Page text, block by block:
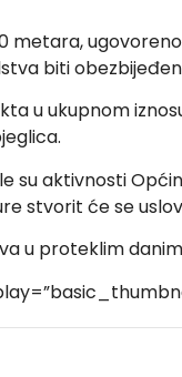
metara,
biti
u ukupnom
su aktivnosti
stvorit će se
u proteklim